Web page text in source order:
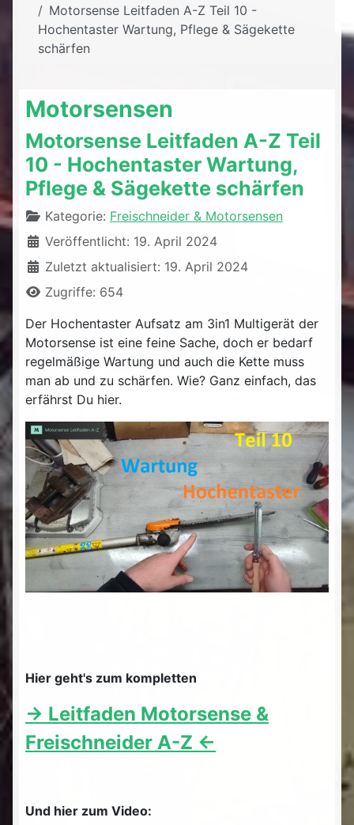
Motorsense Leitfaden A-Z Teil 10 -
Hochentaster Wartung, Pflege & Sägekette
schärfen
Motorsensen
Motorsense Leitfaden A-Z Teil
10 - Hochentaster Wartung,
Pflege & Sägekette schärfen
DetailsKategorie: Freischneider & Motorsensen
Veröffentlicht: 19. April 2024
Zuletzt aktualisiert: 19. April 2024
Zugriffe: 654
Der Hochentaster Aufsatz am 3in1 Multigerät der
Motorsense ist eine feine Sache, doch er bedarf
regelmäßige Wartung und auch die Kette muss
man ab und zu schärfen. Wie? Ganz einfach, das
erfährst Du hier.
Hier geht's zum kompletten
-> Leitfaden Motorsense &
Freischneider A-Z <-
Und hier zum Video: